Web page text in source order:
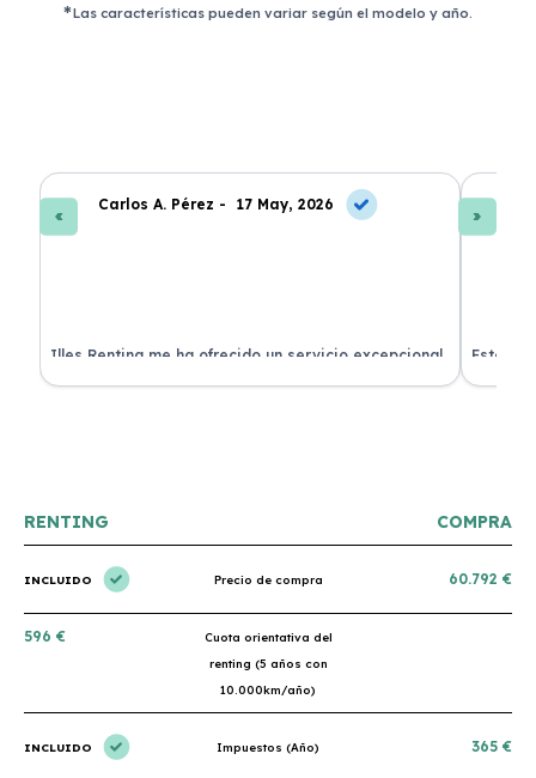
Las características pueden variar según el modelo y año.
Carlos A. Pérez - 17 May, 2026
Illes Renting me ha ofrecido un servicio excepcional.
Su atención al cliente es muy buena y el coche llegó
Estoy
nuevo y
RENTING COMPRA
INCLUIDO Precio de compra 60.792 €
596 €
Cuota orientativa del
renting (5 años con
10.000km/año)
INCLUIDO Impuestos (Año) 365 €